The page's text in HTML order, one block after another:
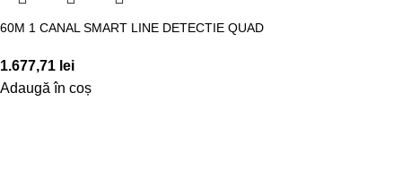
60M 1 CANAL SMART LINE DETECTIE QUAD
1.677,71 lei
Adaugă în coș